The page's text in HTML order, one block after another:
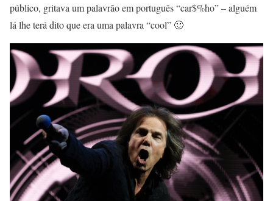
público, gritava um palavrão em português “car$%ho” – alguém
lá lhe terá dito que era uma palavra “cool” 🙂